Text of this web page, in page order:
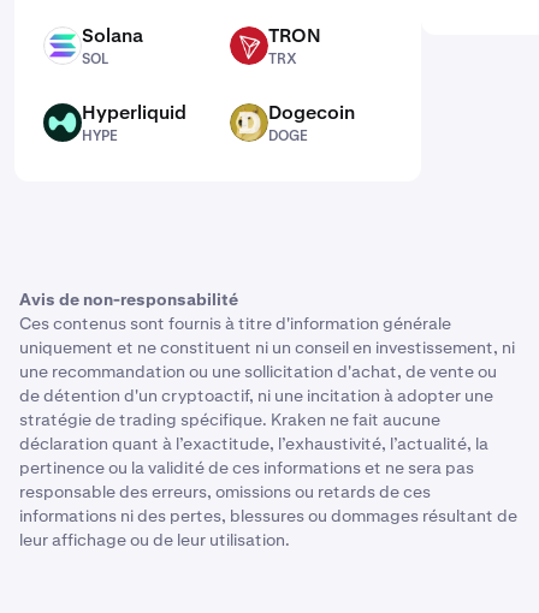
SOL Solana
SOL
TRX TRON
TRX
HYPE Hyperliquid
HYPE
DOGE Dogecoin
DOGE
Avis de non-responsabilité
Ces contenus sont fournis à titre d'information générale
uniquement et ne constituent ni un conseil en investissement, ni
une recommandation ou une sollicitation d'achat, de vente ou
de détention d'un cryptoactif, ni une incitation à adopter une
stratégie de trading spécifique. Kraken ne fait aucune
déclaration quant à l’exactitude, l’exhaustivité, l’actualité, la
pertinence ou la validité de ces informations et ne sera pas
responsable des erreurs, omissions ou retards de ces
informations ni des pertes, blessures ou dommages résultant de
leur affichage ou de leur utilisation.